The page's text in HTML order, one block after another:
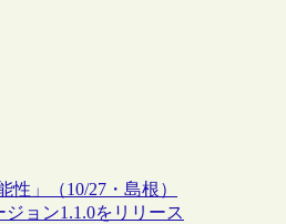
」（10/27・島根）
ョン1.1.0をリリース